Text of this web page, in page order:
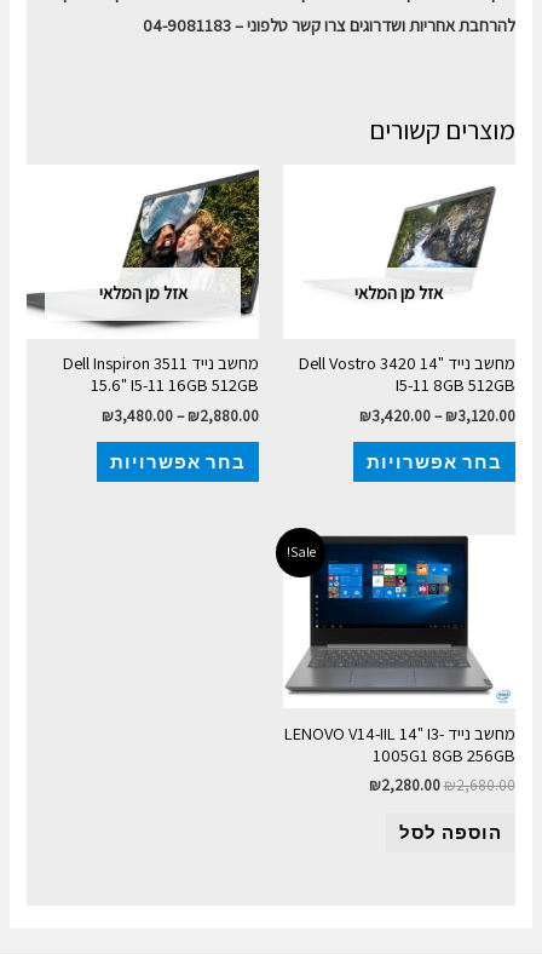
להרחבת אחריות ושדרוגים צרו קשר טלפוני – 04-9081183
מוצרים קשורים
אזל מן המלאי
מחשב נייד Dell Vostro 3420 14"
I5-11 8GB 512GB
₪3,120.00
–
₪3,420.00
בחר אפשרויות
אזל מן המלאי
מחשב נייד Dell Inspiron 3511
15.6" I5-11 16GB 512GB
₪2,880.00
–
₪3,480.00
בחר אפשרויות
Sale!
מחשב נייד LENOVO V14-IIL 14" I3-
1005G1 8GB 256GB
₪2,680.00
₪2,280.00
הוספה לסל